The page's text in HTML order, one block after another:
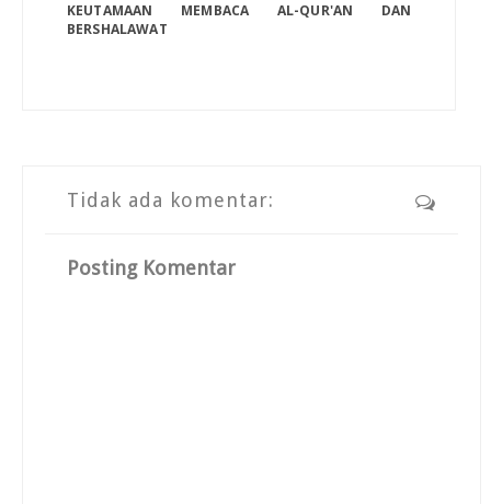
KEUTAMAAN MEMBACA AL-QUR'AN DAN
BERSHALAWAT
Tidak ada komentar:
Posting Komentar